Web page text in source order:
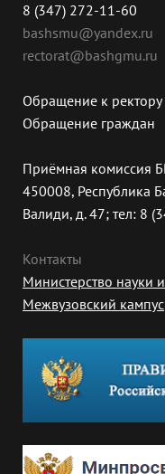
8 (347) 272-11-60
bashsmu@yandex.ru
rectorat@bashgmu.ru
Обращение к ректору
Обращение граждан
Приёмная комиссия
450008, Республика
Валиди, д. 47; тел: 8
Контакты
Министерство науки
Межвузовский кампус